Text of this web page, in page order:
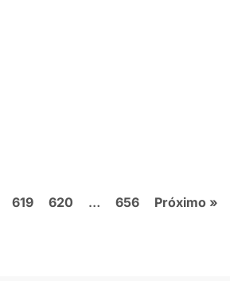
619 620 … 656 Próximo »